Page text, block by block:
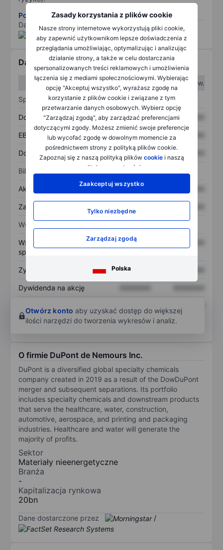
Zasady korzystania z plików cookie
Nasze strony internetowe wykorzystują pliki cookie,
aby zapewnić użytkownikom lepsze doświadczenia z
przeglądania umożliwiając, optymalizując i analizując
działanie strony, a także w celu dostarczania
spersonalizowanych treści reklamowych i umożliwienia
łączenia się z mediami społecznościowymi. Wybierając
opcję "Akceptuj wszystko", wyrażasz zgodę na
korzystanie z plików cookie i związane z tym
przetwarzanie danych osobowych. Wybierz opcję
"Zarządzaj zgodą", aby zarządzać preferencjami
dotyczącymi zgody. Możesz zmienić swoje preferencje
lub wycofać zgodę w dowolnym momencie za
pośrednictwem strony z polityką plików cookie.
Zapoznaj się z naszą polityką plików cookiei naszą
polityką
prywatności
Zaakceptuj wszystko
Tylko niezbędne
Zarządzaj zgodą
Polska
Pobierz metodologię ryzyka ESG.
Dane dostarczone przez
/
Dane finansowe
W I kw.
W II kw.
Sprawozdanie z zysków
Dochód XXXXXXX XXXXXXX
EBITDA XXXXXXX XXXXXXX
Dochód netto XXXXXXX
Bilans
Aktywa ogółem XXXXXXX
Zadłużenie ogółem
Wskaźniki
Współczynnik cena do
sprzedaży
XXXXXXX
Zysk na akcję XXXXXXX
Dywidenda na akcję
własnego
Otwórz konto aby uzyskać dostęp do większej
ilości narzędzi do tworzenia wykresów i analiz.
O firmie DuPont de Nemours Inc.
DuPont is a diversified global specialty chemicals
company created in 2019 as a result of the DowDuPont
merger and subsequent separations. Its portfolio
includes specialty chemicals and downstream products
that serve the healthcare, water, construction,
automotive, aerospace, and printing and packaging
industries. Healthcare and water will generate the
majority of profits.
Sektor
Materiały nieenergetyczne
Branża
-
Kapitalizacja rynkowa
20bn
Dane dostarczone przez /